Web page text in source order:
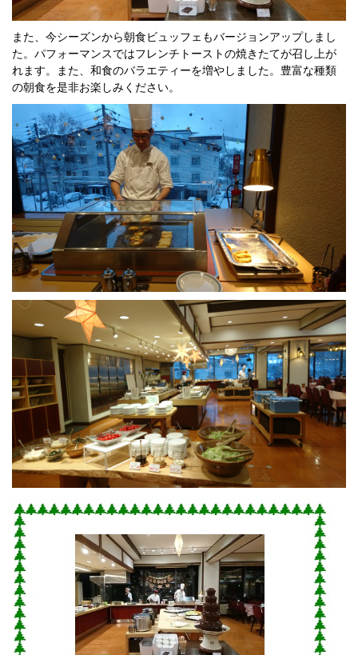
また、今シーズンから朝食ビュッフェもバージョンアップしまし
た。パフォーマンスではフレンチトーストの焼きたてが召し上が
れます。また、和食のバラエティーを増やしました。豊富な種類
の朝食を是非お楽しみください。